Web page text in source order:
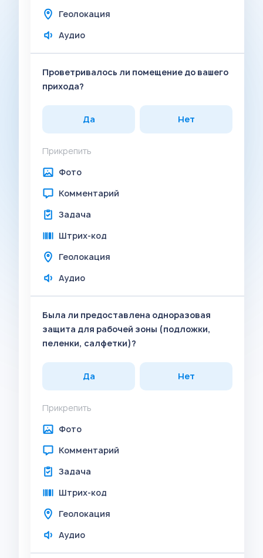
Геолокация
Аудио
Проветривалось ли помещение до вашего
прихода?
Да Нет
Прикрепить
Фото
Комментарий
Задача
Штрих-код
Геолокация
Аудио
Была ли предоставлена одноразовая
защита для рабочей зоны (подложки,
пеленки, салфетки)?
Да Нет
Прикрепить
Фото
Комментарий
Задача
Штрих-код
Геолокация
Аудио